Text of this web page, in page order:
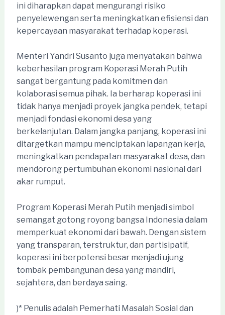
ini diharapkan dapat mengurangi risiko
penyelewengan serta meningkatkan efisiensi dan
kepercayaan masyarakat terhadap koperasi.
Menteri Yandri Susanto juga menyatakan bahwa
keberhasilan program Koperasi Merah Putih
sangat bergantung pada komitmen dan
kolaborasi semua pihak. Ia berharap koperasi ini
tidak hanya menjadi proyek jangka pendek, tetapi
menjadi fondasi ekonomi desa yang
berkelanjutan. Dalam jangka panjang, koperasi ini
ditargetkan mampu menciptakan lapangan kerja,
meningkatkan pendapatan masyarakat desa, dan
mendorong pertumbuhan ekonomi nasional dari
akar rumput.
Program Koperasi Merah Putih menjadi simbol
semangat gotong royong bangsa Indonesia dalam
memperkuat ekonomi dari bawah. Dengan sistem
yang transparan, terstruktur, dan partisipatif,
koperasi ini berpotensi besar menjadi ujung
tombak pembangunan desa yang mandiri,
sejahtera, dan berdaya saing.
)* Penulis adalah Pemerhati Masalah Sosial dan